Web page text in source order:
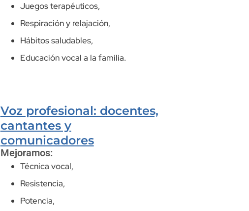
Juegos terapéuticos,
Respiración y relajación,
Hábitos saludables,
Educación vocal a la familia.
Voz profesional: docentes,
cantantes y
comunicadores
Mejoramos:
Técnica vocal,
Resistencia,
Potencia,